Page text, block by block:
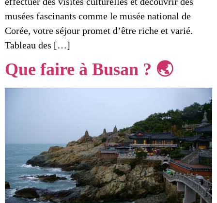
musées fascinants comme le musée national de
Corée, votre séjour promet d’être riche et varié.
Tableau des […]
Que faire à Busan ? 🌏